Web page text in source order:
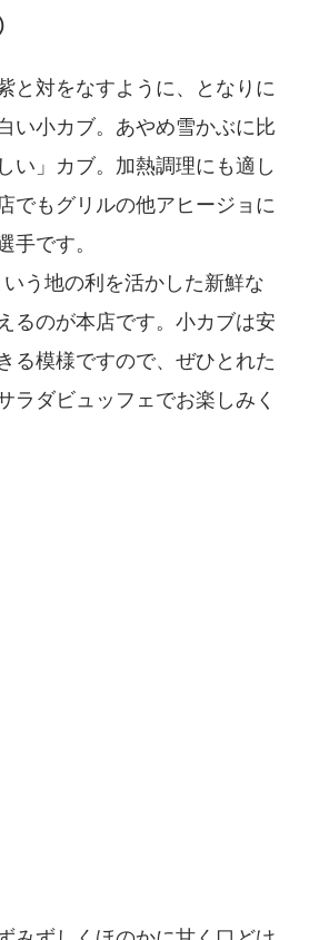
と対をなすように、となりに
い小カブ。あやめ雪かぶに比
い」カブ。加熱調理にも適し
でもグリルの他アヒージョに
手です。
いう地の利を活かした新鮮な
るのが本店です。小カブは安
る模様ですので、ぜひとれた
ラダビュッフェでお楽しみく